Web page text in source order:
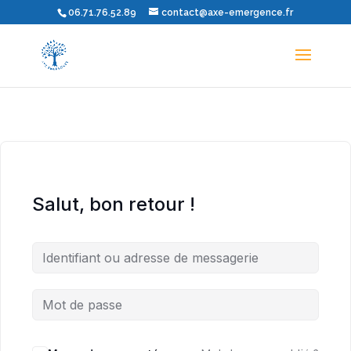
06.71.76.52.89 contact@axe-emergence.fr
Salut, bon retour !